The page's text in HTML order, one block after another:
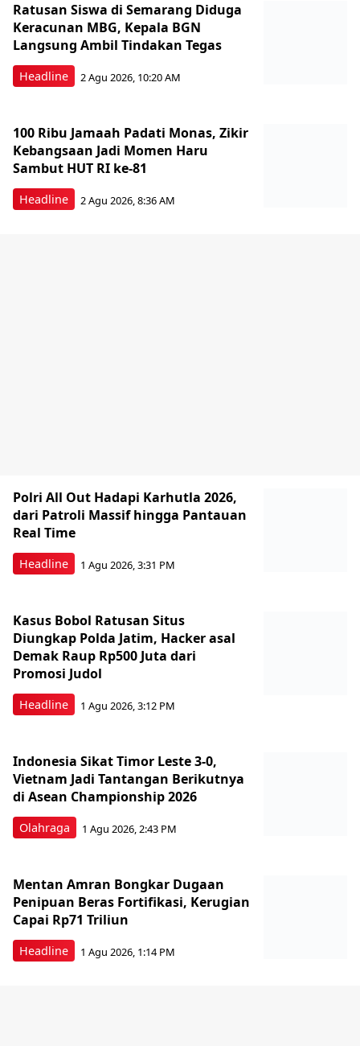
Headline
Ratusan Siswa di Semarang Diduga
Keracunan MBG, Kepala BGN
Langsung Ambil Tindakan Tegas
2 Agu 2026, 10:20 AM
Headline
100 Ribu Jamaah Padati Monas, Zikir
Kebangsaan Jadi Momen Haru
Sambut HUT RI ke-81
2 Agu 2026, 8:36 AM
Headline
Polri All Out Hadapi Karhutla 2026,
dari Patroli Massif hingga Pantauan
Real Time
1 Agu 2026, 3:31 PM
Headline
Kasus Bobol Ratusan Situs
Diungkap Polda Jatim, Hacker asal
Demak Raup Rp500 Juta dari
Promosi Judol
1 Agu 2026, 3:12 PM
Olahraga
Indonesia Sikat Timor Leste 3-0,
Vietnam Jadi Tantangan Berikutnya
di Asean Championship 2026
1 Agu 2026, 2:43 PM
Headline
Mentan Amran Bongkar Dugaan
Penipuan Beras Fortifikasi, Kerugian
Capai Rp71 Triliun
1 Agu 2026, 1:14 PM